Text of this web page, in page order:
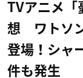
TVアニメ「
想 ワトソ
登場！シャ
件も発生